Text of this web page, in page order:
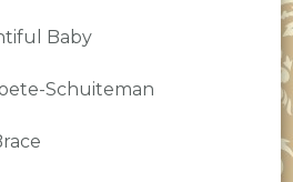
Baby
Schuiteman